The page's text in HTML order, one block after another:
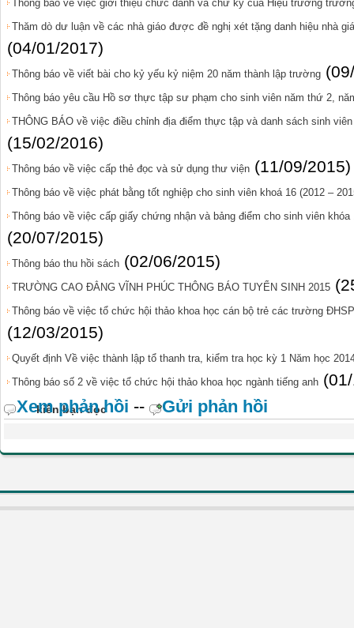
Thông báo về việc giới thiệu chức danh và chữ ký của Hiệu trưởng
Thăm dò dư luận về các nhà giáo được đề nghị xét tặng danh hiệu nhà
(04/01/2017)
Thông báo về viết bài cho kỷ yếu kỷ niệm 20 năm thành lập trường
Thông báo yêu cầu Hồ sơ thực tập sư phạm cho sinh viên năm thứ 2,
THÔNG BÁO về việc điều chỉnh địa điểm thực tập và danh sách sinh
(15/02/2016)
Thông báo về việc cấp thẻ đọc và sử dụng thư viện (11/09/2015)
Thông báo về việc phát bằng tốt nghiệp cho sinh viên khoá 16 (2012 –
Thông báo về việc cấp giấy chứng nhận và bảng điểm cho sinh viên
(20/07/2015)
Thông báo thu hồi sách (02/06/2015)
TRƯỜNG CAO ĐẲNG VĨNH PHÚC THÔNG BÁO TUYỂN SINH 2015
Thông báo về việc tổ chức hội thảo khoa học cán bộ trẻ các trường
(12/03/2015)
Quyết định Về việc thành lập tổ thanh tra, kiểm tra học kỳ 1 Năm học
Thông báo số 2 về việc tổ chức hội thảo khoa học ngành tiếng anh
kiến bạn đọc
Xem phản hồi -- Gửi phản hồi